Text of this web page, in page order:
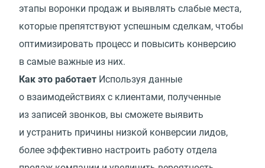
этапы воронки продаж и выявлять слабые места,
которые препятствуют успешным сделкам, чтобы
оптимизировать процесс и повысить конверсию
в самые важные из них.
Как это работает Используя данные
о взаимодействиях с клиентами, полученные
из записей звонков, вы сможете выявить
и устранить причины низкой конверсии лидов,
более эффективно настроить работу отдела